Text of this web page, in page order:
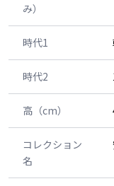
み）
時代1
時代2
高（cm）
コレクション
名